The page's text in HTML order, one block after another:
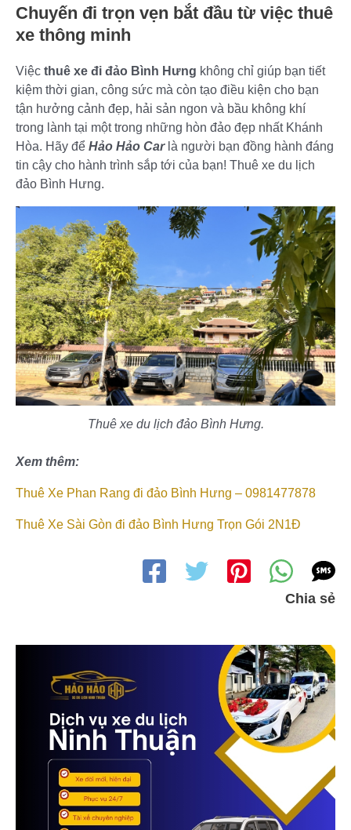
Chuyến đi trọn vẹn bắt đầu từ việc thuê
xe thông minh
Việc thuê xe đi đảo Bình Hưng không chỉ giúp bạn tiết
kiệm thời gian, công sức mà còn tạo điều kiện cho bạn
tận hưởng cảnh đẹp, hải sản ngon và bầu không khí
trong lành tại một trong những hòn đảo đẹp nhất Khánh
Hòa. Hãy để Hảo Hảo Carlà người bạn đồng hành đáng
tin cậy cho hành trình sắp tới của bạn! Thuê xe du lịch
đảo Bình Hưng.
Thuê xe du lịch đảo Bình Hưng.
Xem thêm:
Thuê Xe Phan Rang đi đảo Bình Hưng – 0981477878
Thuê Xe Sài Gòn đi đảo Bình Hưng Trọn Gói 2N1Đ
Chia sẻ